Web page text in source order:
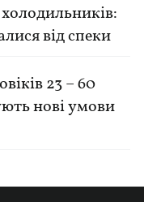
холодильників:
від спеки
23 – 60
нові умови